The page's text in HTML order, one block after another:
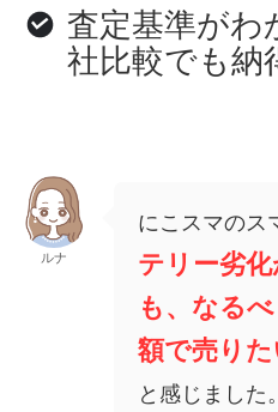
査定基準がわ
社比較でも納
ルナ
にこスマのス
テリー劣
も、なる
額で売りた
と感じました。